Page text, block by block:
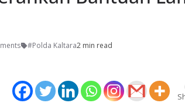
#Polda Kaltara2 min read